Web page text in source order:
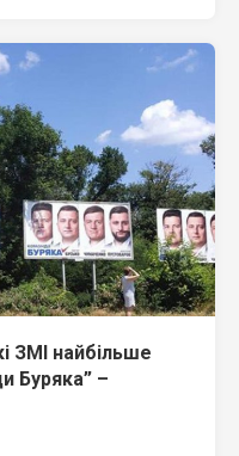
ЗМІ найбільше
Буряка” –